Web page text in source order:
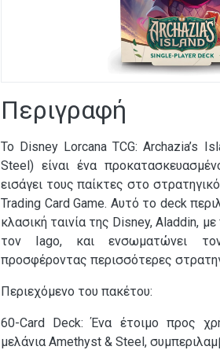
Περιγραφή
Το Disney Lorcana TCG: Archazia’s
Steel) είναι ένα
εισάγει τους παίκτες στο
Trading Card Game. Αυτό το deck
κλασική ταινία της Disney, Aladdin,
τον Iago, και ενσωματώνει
προσφέροντας περισσότερες
Περιεχόμενο του πακέτου:
60-Card Deck: Ένα έτοιμο προς
μελάνια Amethyst & Steel,